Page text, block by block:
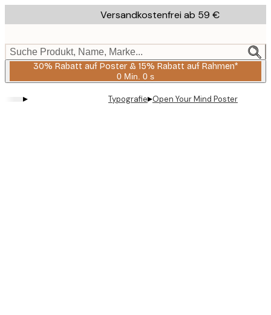
to
content.
Versandkostenfrei ab 59 €
Suche Produkt, Name, Marke...
30% Rabatt auf Poster & 15% Rabatt auf Rahmen*
0 Min. 0 s
Gültig
2026-
▸ Typografie▸Open Your Mind Poster